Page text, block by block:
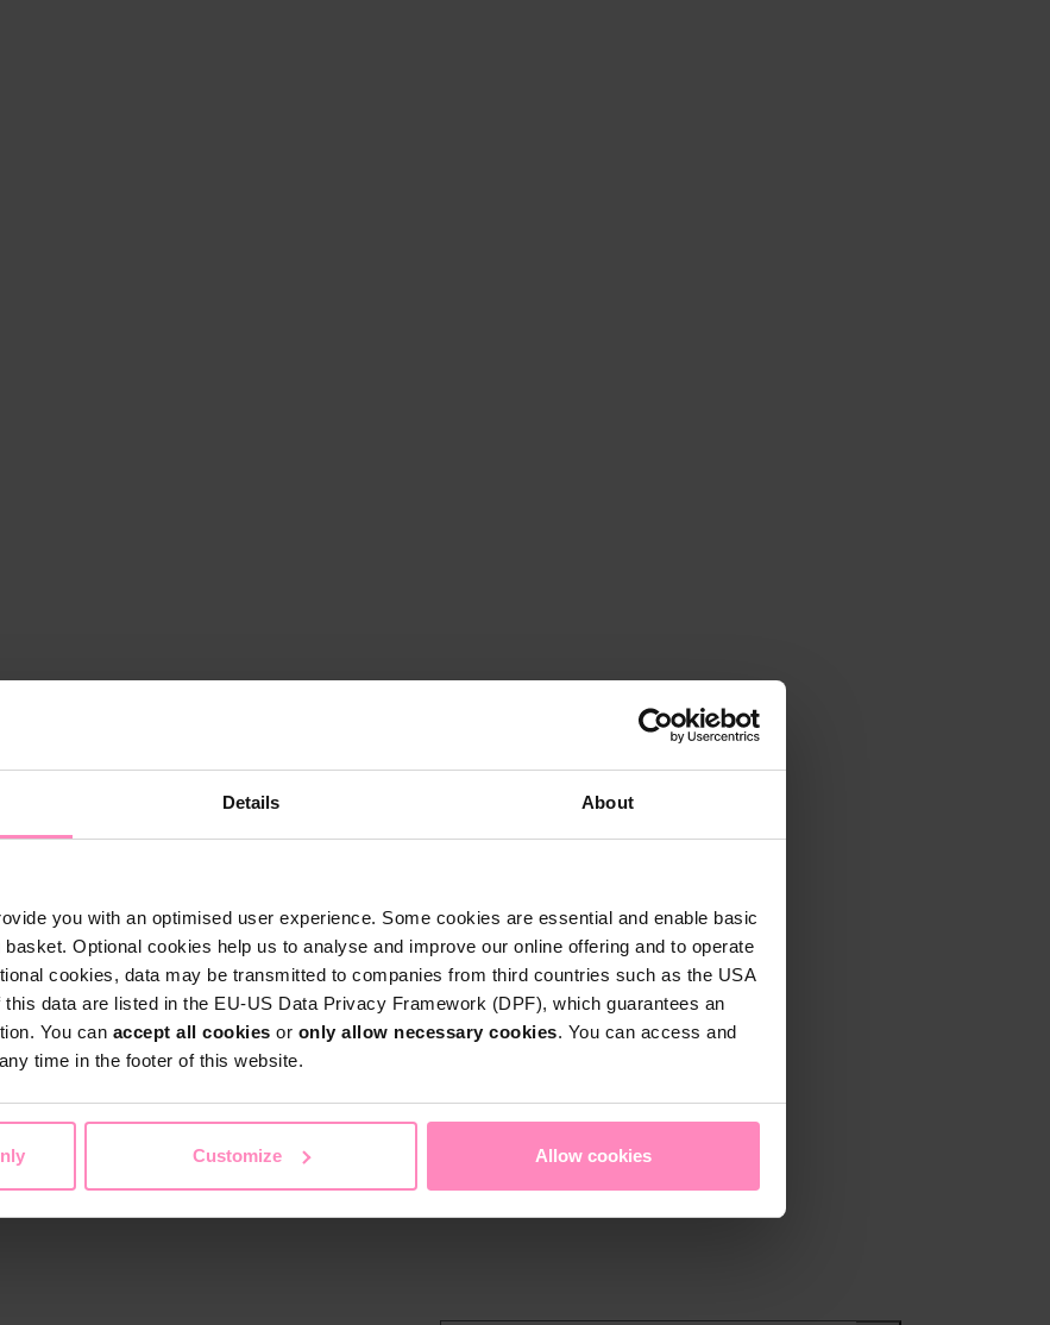
Details About
you with an optimised user experience. Some cookies are essential and enable basic
Optional cookies help us to analyse and improve our online offering and to operate
cookies, data may be transmitted to companies from third countries such as the USA
data are listed in the EU-US Data Privacy Framework (DPF), which guarantees an
You can accept all cookies or only allow necessary cookies. You can access and
time in the footer of this website.
Customize Allow cookies